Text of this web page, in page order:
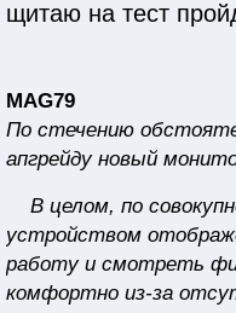
щитаю на тест
MAG79
По стечению
апгрейду новый
В целом, по
устройством
работу и смотреть
комфортно из-за